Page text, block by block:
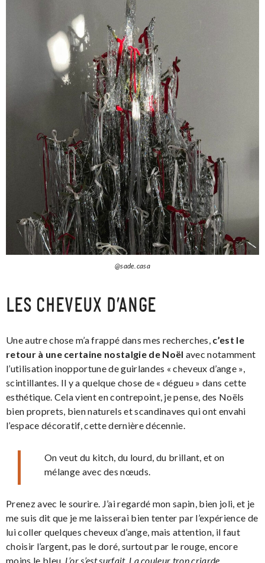
@sade.casa
LES CHEVEUX D’ANGE
Une autre chose m’a frappé dans mes recherches, c’est le
retour à une certaine nostalgie de Noël avec notamment
l’utilisation inopportune de guirlandes « cheveux d’ange »,
scintillantes. Il y a quelque chose de « dégueu » dans cette
esthétique. Cela vient en contrepoint, je pense, des Noëls
bien proprets, bien naturels et scandinaves qui ont envahi
l’espace décoratif, cette dernière décennie.
On veut du kitch, du lourd, du brillant, et on
mélange avec des nœuds.
Prenez avec le sourire. J’ai regardé mon sapin, bien joli, et je
me suis dit que je me laisserai bien tenter par l’expérience de
lui coller quelques cheveux d’ange, mais attention, il faut
choisir l’argent, pas le doré, surtout par le rouge, encore
moins le bleu. L’or s’est surfait. La couleur trop criarde.